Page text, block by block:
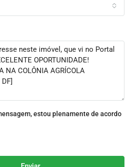
estou plenamente de acordo